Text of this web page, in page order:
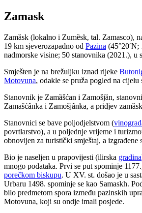
Zamask
Zamȁsk (lokalno i Zumȅsk, tal. Zamasco),
19 km sjeverozapadno od Pazina (45°20′N;
nadmorske visine; 50 stanovnika (2021.), u
Smješten je na brežuljku iznad rijeke
Motovuna, odakle se pruža pogled na cijelu
Stanovnik je Zamȁšćan i Zamošjȁn,
Zamašćȃnka i Zamošjȃnka, a pridjev zamȁ
Stanovnici se bave poljodjelstvom (
povrtlarstvo), a u poljednje vrijeme i
obnovljen za turistički smještaj, a izgrađene
Bio je naseljen u prapovijesti (ilirska gradina
mnogo podataka. Prvi se put spominje
porečkom biskupu. U XV. st. došao je u
Urbaru 1498. spominje se kao Samaskh.
bilo predmetom spora između pazinskih
Motovuna, koji su ondje imali posjede.